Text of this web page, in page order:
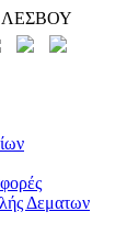
ΛΕΣΒΟΥ
Δεματων